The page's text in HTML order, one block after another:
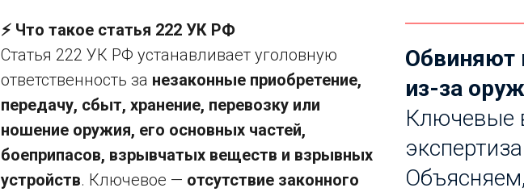
Обвиняют
из-за
Ключевые
⚡ Что такое статья 222 УК РФ
Статья 222 УК РФ устанавливает уголовную
ответственность за незаконные приобретение,
передачу, сбыт, хранение, перевозку или
ношение оружия, его основных частей,
боеприпасов, взрывчатых веществ и взрывных
устройств. Ключевое — отсутствие законного